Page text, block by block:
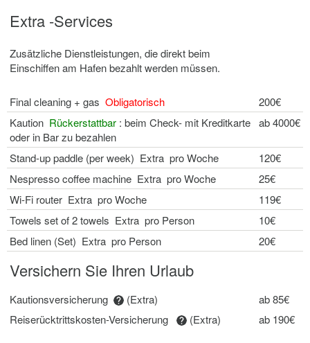
Extra -Services
Zusätzliche Dienstleistungen, die direkt beim
Einschiffen am Hafen bezahlt werden müssen.
Final cleaning + gas Obligatorisch
200€
Kaution Rückerstattbar : beim Check- mit Kreditkarte
oder in Bar zu bezahlen
ab 4000€
Stand-up paddle (per week) Extra pro Woche
120€
Nespresso coffee machine Extra pro Woche
25€
Wi-Fi router Extra pro Woche
119€
Towels set of 2 towels Extra pro Person
10€
Bed linen (Set) Extra pro Person
20€
Versichern Sie Ihren Urlaub
Kautionsversicherung (Extra)
ab 85€
Reiserücktrittskosten-Versicherung
(Extra) ab 190€